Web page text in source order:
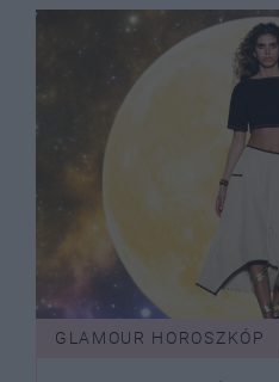
GLAMOUR HOROSZKÓP